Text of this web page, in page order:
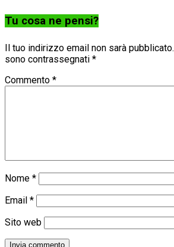
Tu cosa ne pensi?
Il tuo indirizzo email non sarà pubblicato.
sono contrassegnati *
Commento *
Nome *
Email *
Sito web